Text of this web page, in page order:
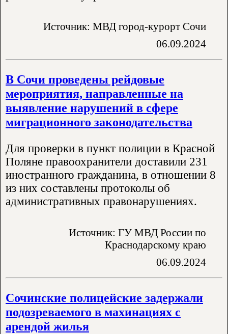
Источник: МВД город-курорт Сочи
06.09.2024
В Сочи проведены рейдовые
мероприятия, направленные на
выявление нарушений в сфере
миграционного законодательства
Для проверки в пункт полиции в Красной
Поляне правоохранители доставили 231
иностранного гражданина, в отношении 8
из них составлены протоколы об
административных правонарушениях.
Источник: ГУ МВД России по
Краснодарскому краю
06.09.2024
Сочинские полицейские задержали
подозреваемого в махинациях с
арендой жилья